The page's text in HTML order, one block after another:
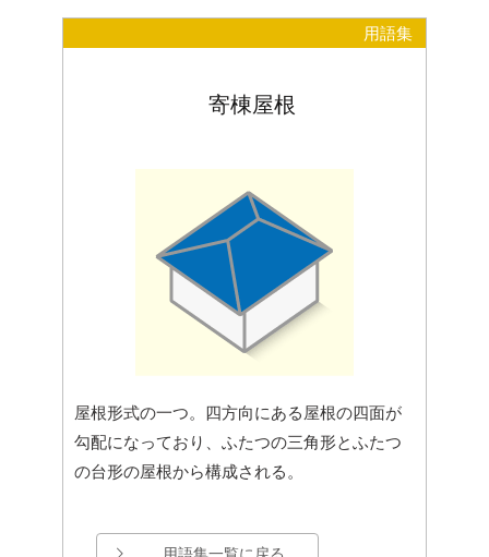
用語集
寄棟屋根
屋根形式の一つ。四方向にある屋根の四面が
勾配になっており、ふたつの三角形とふたつ
の台形の屋根から構成される。